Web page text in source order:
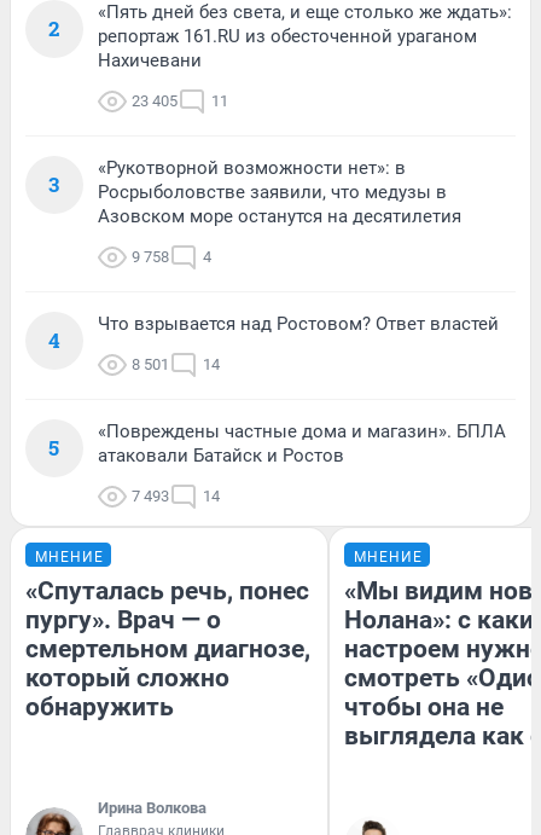
2
«Пять дней без света, и еще столько же ждать»:
репортаж 161.RU из обесточенной ураганом
Нахичевани
23 405 11
3
«Рукотворной возможности нет»: в
Росрыболовстве заявили, что медузы в
Азовском море останутся на десятилетия
9 758 4
4
Что взрывается над Ростовом? Ответ властей
8 501 14
5
«Повреждены частные дома и магазин». БПЛА
атаковали Батайск и Ростов
7 493 14
МНЕНИЕ
«Спуталась речь, понес
пургу». Врач — о
смертельном диагнозе,
который сложно
обнаружить
Ирина Волкова
Главврач клиники
МНЕНИЕ
«Мы видим
Нолана»: с
настроем
смотреть
чтобы она не
выглядела как